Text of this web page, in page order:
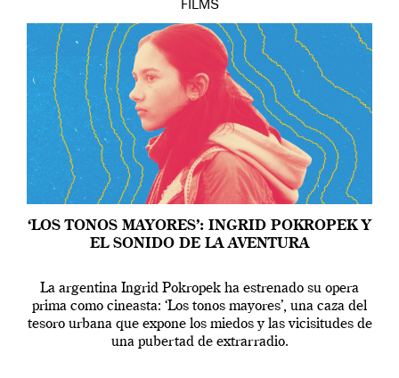
FILMS
‘LOS TONOS MAYORES’: INGRID POKROPEK Y
EL SONIDO DE LA AVENTURA
La argentina Ingrid Pokropek ha estrenado su opera
prima como cineasta: ‘Los tonos mayores’, una caza del
tesoro urbana que expone los miedos y las vicisitudes de
una pubertad de extrarradio.